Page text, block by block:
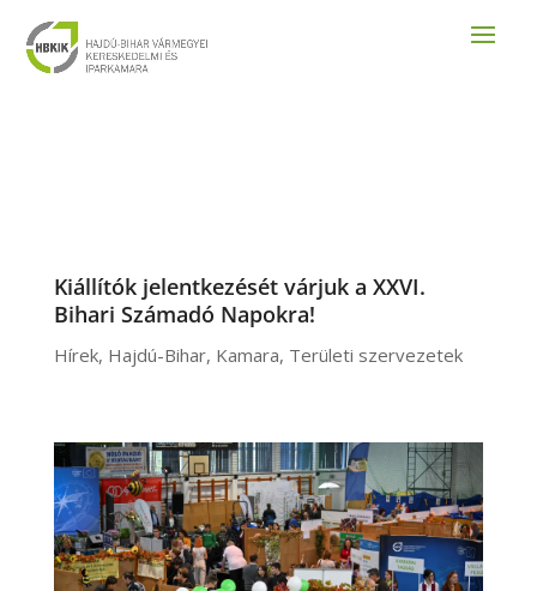
Kiállítók jelentkezését várjuk a XXVI.
Bihari Számadó Napokra!
Hírek, Hajdú-Bihar, Kamara, Területi szervezetek